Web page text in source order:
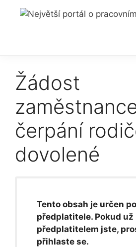
Přeskočit
Žádost
čerpání
dovolené
Tento obsah je určen
předplatitele. Pokud už
předplatitelem jste,
přihlaste se.